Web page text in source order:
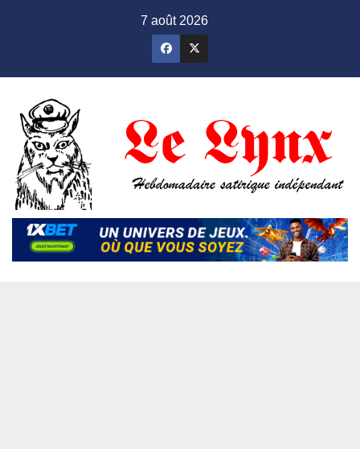
7 août 2026